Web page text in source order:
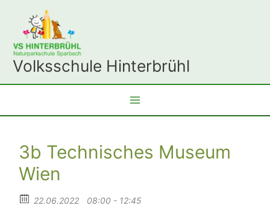
springen
Volksschule Hinterbrühl
3b Technisches Museum
Wien
22.06.2022 08:00 - 12:45